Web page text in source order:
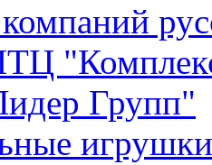
Групп"
игрушки